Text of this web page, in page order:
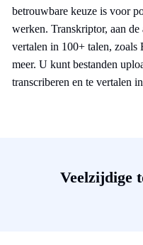
betrouwbare keuze is voor
werken. Transkriptor, aan
vertalen in 100+ talen, zoals
meer. U kunt bestanden
transcriberen en te vertalen
Veelzijdige